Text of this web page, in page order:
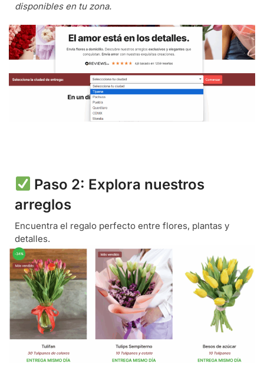
disponibles en tu zona.
Paso 2: Explora nuestros
arreglos
Encuentra el regalo perfecto entre flores, plantas y
detalles.